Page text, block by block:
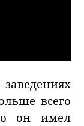
всего
он имел